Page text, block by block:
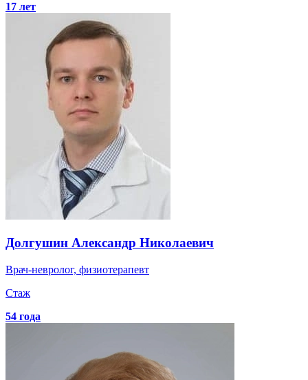
17 лет
Долгушин Александр Николаевич
Врач-невролог, физиотерапевт
Стаж
54 года